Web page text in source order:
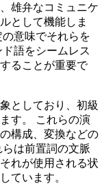
雄弁なコミュニケ
として機能しま
意味でそれらを
語をシームレス
ることが重要で
としており、初級
す。 これらの演
構成、変換などの
は前置詞の文脈
れが使用される状
ています。